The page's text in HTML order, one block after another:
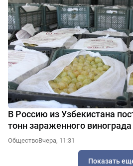
В Россию из Узбекистана
тонн зараженного винограда
ОбществоВчера, 11:31
Показать